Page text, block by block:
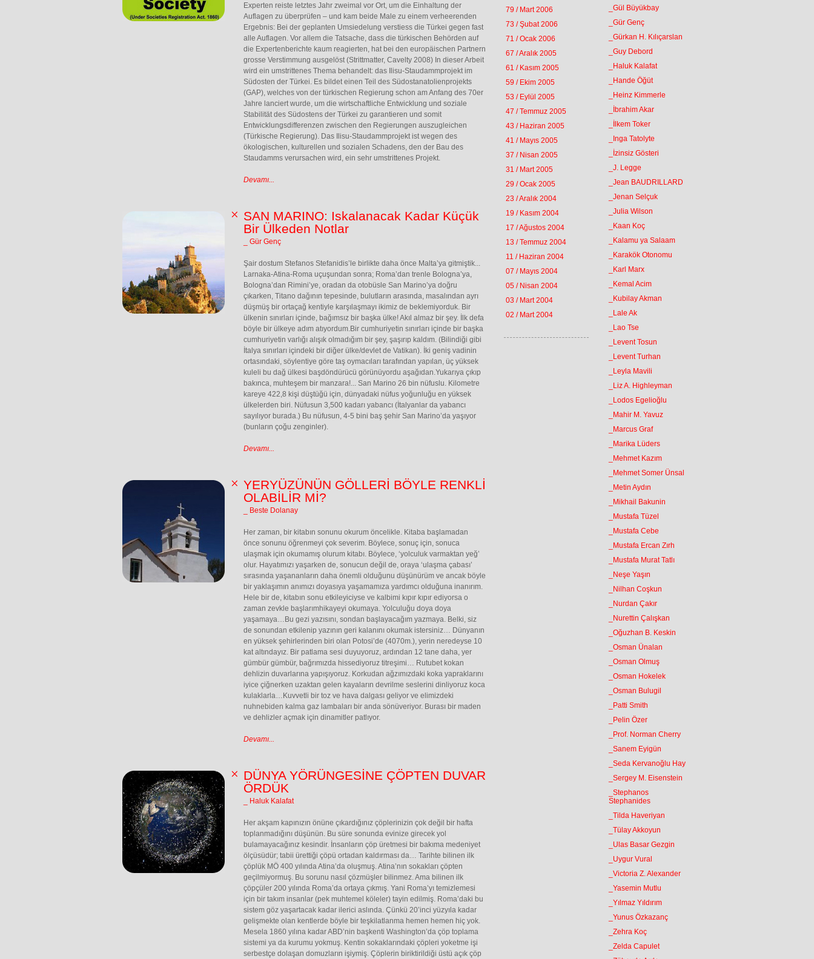
Experten reiste letz­tes Jahr zweimal vor Ort, um die Einhaltung der
Auflagen zu überprüfen – und kam beide Male zu einem verheerenden
Ergebnis: Bei der geplanten Umsiedelung verstiess die Türkei gegen fast
alle Auflagen. Vor allem die Tatsache, dass die türkischen Behör­den auf
die Expertenberichte kaum rea­gierten, hat bei den europäischen Partnern
grosse Verstimmung ausgelöst (Strittmatter, Cavelty 2008) In dieser Arbeit
wird ein umstrittenes Thema behandelt: das Ilisu-Staudammprojekt im
Südosten der Türkei. Es bildet einen Teil des Südostanatolienprojekts
(GAP), welches von der türkischen Regierung schon am Anfang des 70er
Jahre lanciert wurde, um die wirtschaftliche Entwicklung und soziale
Stabilität des Südostens der Türkei zu garantieren und somit
Entwicklungsdifferenzen zwischen den Regierungen auszugleichen
(Türkische Regierung). Das Ilisu-Staudammprojekt ist wegen des
ökologischen, kulturellen und sozialen Schadens, den der Bau des
Staudamms verursachen wird, ein sehr umstrittenes Projekt.
Devamı...
SAN MARINO: Iskalanacak Kadar Küçük
Bir Ülkeden Notlar
_ Gür Genç
Şair dostum Stefanos Stefanidis’le birlikte daha önce Malta’ya gitmiştik...
Larnaka-Atina-Roma uçuşundan sonra; Roma’dan trenle Bologna’ya,
Bologna’dan Rimini’ye, oradan da otobüsle San Marino’ya doğru
çıkarken, Titano dağının tepesinde, bulutların arasında, masalından ayrı
düşmüş bir ortaçağ kentiyle karşılaşmayı ikimiz de beklemiyorduk. Bir
ülkenin sınırları içinde, bağımsız bir başka ülke! Akıl almaz bir şey. İlk defa
böyle bir ülkeye adım atıyordum.Bir cumhuriyetin sınırları içinde bir başka
cumhuriyetin varlığı alışık olmadığım bir şey, şaşırıp kaldım. (Bilindiği gibi
İtalya sınırları içindeki bir diğer ülke/devlet de Vatikan). İki geniş vadinin
ortasındaki, söylentiye göre taş oymacıları tarafından yapılan, üç yüksek
kuleli bu dağ ülkesi başdöndürücü görünüyordu aşağıdan.Yukarıya çıkıp
bakınca, muhteşem bir manzara!... San Marino 26 bin nüfuslu. Kilometre
kareye 422,8 kişi düştüğü için, dünyadaki nüfus yoğunluğu en yüksek
ülkelerden biri. Nüfusun 3,500 kadarı yabancı (İtalyanlar da yabancı
sayılıyor burada.) Bu nüfusun, 4-5 bini baş şehir San Marino’da yaşıyor
(bunların çoğu zenginler).
Devamı...
YERYÜZÜNÜN GÖLLERİ BÖYLE RENKLİ
OLABİLİR Mİ?
_ Beste Dolanay
Her zaman, bir kitabın sonunu okurum öncelikle. Kitaba başlamadan
önce sonunu öğrenmeyi çok severim. Böylece, sonuç için, sonuca
ulaşmak için okumamış olurum kitabı. Böylece, ‘yolculuk varmaktan yeğ’
olur. Hayatımızı yaşarken de, sonucun değil de, oraya ‘ulaşma çabası’
sırasında yaşananların daha önemli olduğunu düşünürüm ve ancak böyle
bir yaklaşımın anımızı doyasıya yaşamamıza yardımcı olduğuna inanırım.
Hele bir de, kitabın sonu etkileyiciyse ve kalbimi kıpır kıpır ediyorsa o
zaman zevkle başlarımhikayeyi okumaya. Yolculuğu doya doya
yaşamaya…Bu gezi yazısını, sondan başlayacağım yazmaya. Belki, siz
de sonundan etkilenip yazının geri kalanını okumak istersiniz… Dünyanın
en yüksek şehirlerinden biri olan Potosi’de (4070m.), yerin neredeyse 10
kat altındayız. Bir patlama sesi duyuyoruz, ardından 12 tane daha, yer
gümbür gümbür, bağrımızda hissediyoruz titreşimi… Rutubet kokan
dehlizin duvarlarına yapışıyoruz. Korkudan ağzımızdaki koka yapraklarını
iyice çiğnerken uzaktan gelen kayaların devrilme seslerini dinliyoruz koca
kulaklarla…Kuvvetli bir toz ve hava dalgası geliyor ve elimizdeki
nuhnebiden kalma gaz lambaları bir anda sönüveriyor. Burası bir maden
ve dehlizler açmak için dinamitler patlıyor.
Devamı...
DÜNYA YÖRÜNGESİNE ÇÖPTEN DUVAR
ÖRDÜK
_ Haluk Kalafat
Her akşam kapınızın önüne çıkardığınız çöplerinizin çok değil bir hafta
toplanmadığını düşünün. Bu süre sonunda evinize girecek yol
bulamayacağınız kesindir. İnsanların çöp üretmesi bir bakıma medeniyet
ölçüsüdür; tabii ürettiği çöpü ortadan kaldırması da… Tarihte bilinen ilk
çöplük MÖ 400 yılında Atina’da oluşmuş. Atina’nın sokakları çöpten
geçilmiyormuş. Bu sorunu nasıl çözmüşler bilinmez. Ama bilinen ilk
çöpçüler 200 yılında Roma’da ortaya çıkmış. Yani Roma’yı temizlemesi
için bir takım insanlar (pek muhtemel köleler) tayin edilmiş. Roma’daki bu
sistem göz yaşartacak kadar ilerici aslında. Çünkü 20’inci yüzyıla kadar
gelişmekte olan kentlerde böyle bir teşkilatlanma hemen hemen hiç yok.
Mesela 1860 yılına kadar ABD’nin başkenti Washington’da çöp toplama
sistemi ya da kurumu yokmuş. Kentin sokaklarındaki çöpleri yoketme işi
serbestçe dolaşan domuzların işiymiş. Çöplerin biriktirildiği üstü açık çöp
79 / Mart 2006
73 / Şubat 2006
71 / Ocak 2006
67 / Aralık 2005
61 / Kasım 2005
59 / Ekim 2005
53 / Eylül 2005
47 / Temmuz 2005
43 / Haziran 2005
41 / Mayıs 2005
37 / Nisan 2005
31 / Mart 2005
29 / Ocak 2005
23 / Aralık 2004
19 / Kasım 2004
17 / Ağustos 2004
13 / Temmuz 2004
11 / Haziran 2004
07 / Mayıs 2004
05 / Nisan 2004
03 / Mart 2004
02 / Mart 2004
_Gül Büyükbay
_Gür Genç
_Gürkan H. Kılıçarslan
_Guy Debord
_Haluk Kalafat
_Hande Öğüt
_Heinz Kimmerle
_İbrahim Akar
_İlkem Toker
_Inga Tatolyte
_İzinsiz Gösteri
_J. Legge
_Jean BAUDRILLARD
_Jenan Selçuk
_Julia Wilson
_Kaan Koç
_Kalamu ya Salaam
_Karakök Otonomu
_Karl Marx
_Kemal Acim
_Kubilay Akman
_Lale Ak
_Lao Tse
_Levent Tosun
_Levent Turhan
_Leyla Mavili
_Liz A. Highleyman
_Lodos Egelioğlu
_Mahir M. Yavuz
_Marcus Graf
_Marika Lüders
_Mehmet Kazım
_Mehmet Somer Ünsal
_Metin Aydın
_Mikhail Bakunin
_Mustafa Tüzel
_Mustafa Cebe
_Mustafa Ercan Zırh
_Mustafa Murat Tatlı
_Neşe Yaşın
_Nilhan Coşkun
_Nurdan Çakır
_Nurettin Çalışkan
_Oğuzhan B. Keskin
_Osman Ünalan
_Osman Olmuş
_Osman Hokelek
_Osman Bulugil
_Patti Smith
_Pelin Özer
_Prof. Norman Cherry
_Sanem Eyigün
_Seda Kervanoğlu Hay
_Sergey M. Eisenstein
_Stephanos
Stephanides
_Tilda Haveriyan
_Tülay Akkoyun
_Ulas Basar Gezgin
_Uygur Vural
_Victoria Z. Alexander
_Yasemin Mutlu
_Yılmaz Yıldırım
_Yunus Özkazanç
_Zehra Koç
_Zelda Capulet